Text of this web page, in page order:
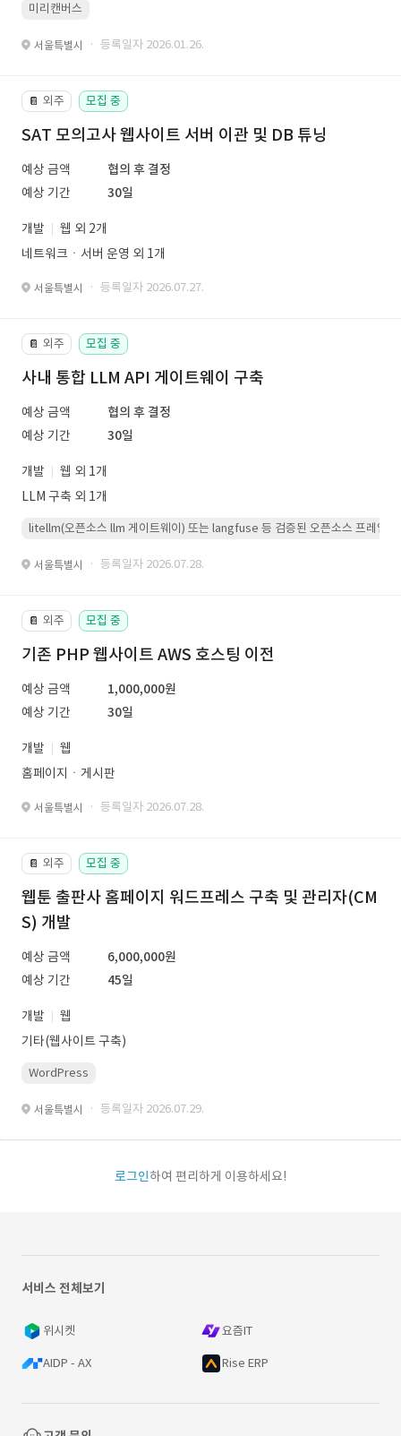
미리캔버스
서울특별시 · 등록일자 2026.01.26.
📔 외주 모집 중
SAT 모의고사 웹사이트 서버 이관 및 DB 튜닝
예상 금액
협의 후 결정
예상 기간
30일
개발
웹 외 2개
네트워크ㆍ서버 운영 외 1개
서울특별시 · 등록일자 2026.07.27.
📔 외주 모집 중
사내 통합 LLM API 게이트웨이 구축
예상 금액
협의 후 결정
예상 기간
30일
개발
웹 외 1개
LLM 구축 외 1개
litellm(오픈소스 llm 게이트웨이) 또는 langfuse 등 검증된 오픈소스 프레임워
서울특별시 · 등록일자 2026.07.28.
📔 외주 모집 중
기존 PHP 웹사이트 AWS 호스팅 이전
예상 금액
1,000,000원
예상 기간
30일
개발
웹
홈페이지ㆍ게시판
서울특별시 · 등록일자 2026.07.28.
📔 외주 모집 중
웹툰 출판사 홈페이지 워드프레스 구축 및 관리자(CM
S) 개발
예상 금액
6,000,000원
예상 기간
45일
개발
웹
기타(웹사이트 구축)
WordPress
서울특별시 · 등록일자 2026.07.29.
로그인하여 편리하게 이용하세요!
서비스 전체보기
위시켓 요즘IT
AIDP - AX Rise ERP